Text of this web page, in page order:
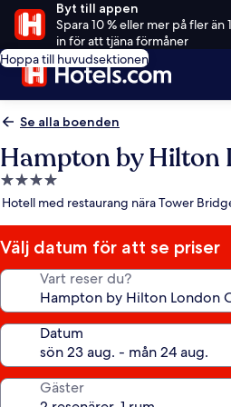
Byt till appen
Spara 10 % eller mer på fler
in för att tjäna förmåner
Hoppa till huvudsektionen
Se alla boenden
Hampton by Hilton
4.0-
stjärnigt
Hotell med restaurang nära Tower
Välj datum för att se priser
Vart reser du?
Datum
Gäster